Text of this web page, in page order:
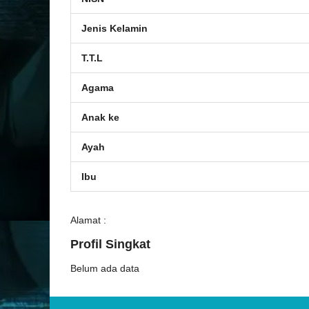
Jenis Kelamin
T.T.L
Agama
Anak ke
Ayah
Ibu
Alamat :
Profil Singkat
Belum ada data